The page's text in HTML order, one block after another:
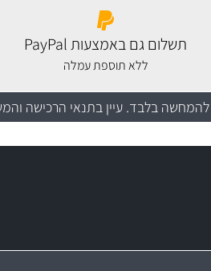
תשלום גם באמצעות PayPal
ללא תוספת עמלה
להמחשה בלבד. עיין בתנאי הרכישה
יותר מ- 500 מסנני שמן, אוויר, דלק וקבינה